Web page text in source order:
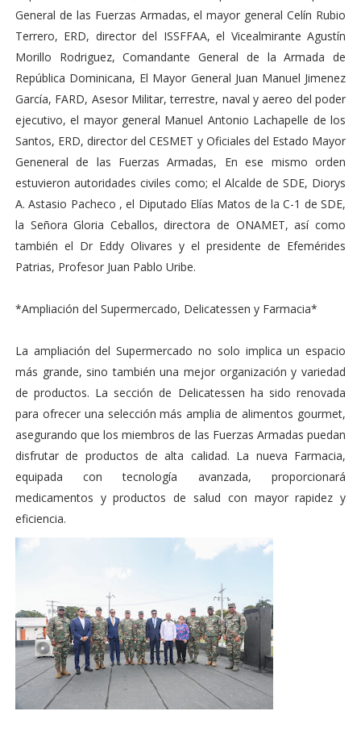
General de las Fuerzas Armadas, el mayor general Celín Rubio
Terrero, ERD, director del ISSFFAA, el Vicealmirante Agustín
Morillo Rodriguez, Comandante General de la Armada de
República Dominicana, El Mayor General Juan Manuel Jimenez
García, FARD, Asesor Militar, terrestre, naval y aereo del poder
ejecutivo, el mayor general Manuel Antonio Lachapelle de los
Santos, ERD, director del CESMET y Oficiales del Estado Mayor
Geneneral de las Fuerzas Armadas, En ese mismo orden
estuvieron autoridades civiles como; el Alcalde de SDE, Diorys
A. Astasio Pacheco , el Diputado Elías Matos de la C-1 de SDE,
la Señora Gloria Ceballos, directora de ONAMET, así como
también el Dr Eddy Olivares y el presidente de Efemérides
Patrias, Profesor Juan Pablo Uribe.
*Ampliación del Supermercado, Delicatessen y Farmacia*
La ampliación del Supermercado no solo implica un espacio
más grande, sino también una mejor organización y variedad
de productos. La sección de Delicatessen ha sido renovada
para ofrecer una selección más amplia de alimentos gourmet,
asegurando que los miembros de las Fuerzas Armadas puedan
disfrutar de productos de alta calidad. La nueva Farmacia,
equipada con tecnología avanzada, proporcionará
medicamentos y productos de salud con mayor rapidez y
eficiencia.